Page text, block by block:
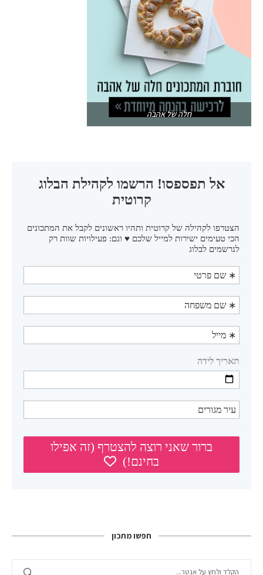
חלה של אהבה
חפשו מתכון